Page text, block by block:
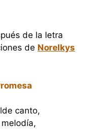
de la letra
de Norelkys
canto,